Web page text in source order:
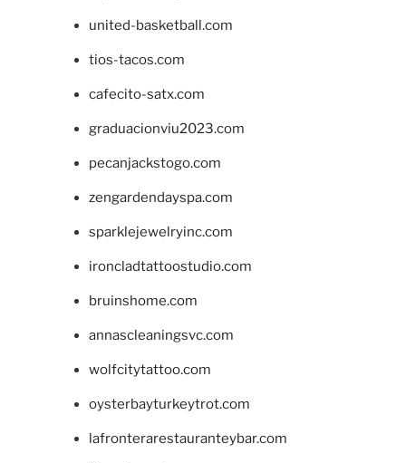
united-basketball.com
tios-tacos.com
cafecito-satx.com
graduacionviu2023.com
pecanjackstogo.com
zengardendayspa.com
sparklejewelryinc.com
ironcladtattoostudio.com
bruinshome.com
annascleaningsvc.com
wolfcitytattoo.com
oysterbayturkeytrot.com
lafronterarestauranteybar.com